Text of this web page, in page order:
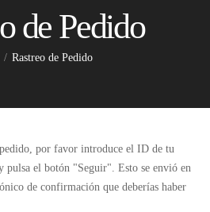
de Pedido
Rastreo de Pedido
por favor introduce el ID de tu
pulsa el botón "Seguir". Esto se envió en
de confirmación que deberías haber